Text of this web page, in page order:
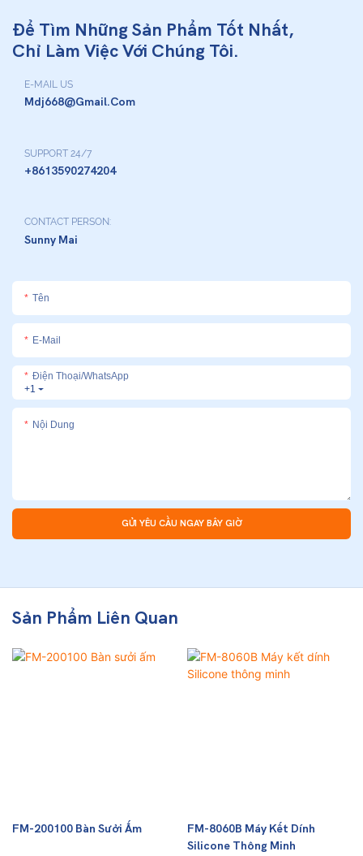
Để Tìm Những Sản Phẩm Tốt Nhất,
Chỉ Làm Việc Với Chúng Tôi.
E-MAIL US
Mdj668@gmail.com
SUPPORT 24/7
+8613590274204
CONTACT PERSON:
Sunny Mai
Tên
E-Mail
+1
Điện Thoại/whatsApp
Nội Dung
GỬI YÊU CẦU NGAY BÂY GIỜ
Sản Phẩm Liên Quan
FM-200100 Bàn Sưởi Ấm
FM-8060B Máy Kết Dính
Silicone Thông Minh